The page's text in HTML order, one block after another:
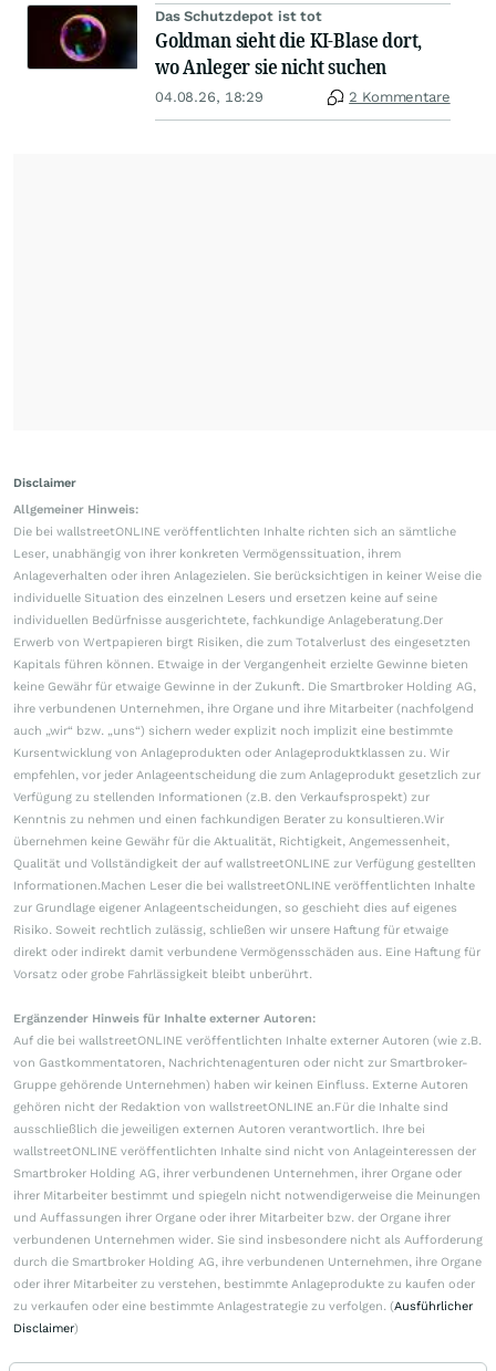
Das Schutzdepot ist tot
Goldman sieht die KI-Blase dort,
wo Anleger sie nicht suchen
04.08.26, 18:29 2 Kommentare
Disclaimer
Allgemeiner Hinweis:
Die bei wallstreetONLINE veröffentlichten Inhalte richten sich an sämtliche
Leser, unabhängig von ihrer konkreten Vermögenssituation, ihrem
Anlageverhalten oder ihren Anlagezielen. Sie berücksichtigen in keiner Weise die
individuelle Situation des einzelnen Lesers und ersetzen keine auf seine
individuellen Bedürfnisse ausgerichtete, fachkundige Anlageberatung.Der
Erwerb von Wertpapieren birgt Risiken, die zum Totalverlust des eingesetzten
Kapitals führen können. Etwaige in der Vergangenheit erzielte Gewinne bieten
keine Gewähr für etwaige Gewinne in der Zukunft. Die Smartbroker Holding AG,
ihre verbundenen Unternehmen, ihre Organe und ihre Mitarbeiter (nachfolgend
auch „wir“ bzw. „uns“) sichern weder explizit noch implizit eine bestimmte
Kursentwicklung von Anlageprodukten oder Anlageproduktklassen zu. Wir
empfehlen, vor jeder Anlageentscheidung die zum Anlageprodukt gesetzlich zur
Verfügung zu stellenden Informationen (z.B. den Verkaufsprospekt) zur
Kenntnis zu nehmen und einen fachkundigen Berater zu konsultieren.Wir
übernehmen keine Gewähr für die Aktualität, Richtigkeit, Angemessenheit,
Qualität und Vollständigkeit der auf wallstreetONLINE zur Verfügung gestellten
Informationen.Machen Leser die bei wallstreetONLINE veröffentlichten Inhalte
zur Grundlage eigener Anlageentscheidungen, so geschieht dies auf eigenes
Risiko. Soweit rechtlich zulässig, schließen wir unsere Haftung für etwaige
direkt oder indirekt damit verbundene Vermögensschäden aus. Eine Haftung für
Vorsatz oder grobe Fahrlässigkeit bleibt unberührt.
Ergänzender Hinweis für Inhalte externer Autoren:
Auf die bei wallstreetONLINE veröffentlichten Inhalte externer Autoren (wie z.B.
von Gastkommentatoren, Nachrichtenagenturen oder nicht zur Smartbroker-
Gruppe gehörende Unternehmen) haben wir keinen Einfluss. Externe Autoren
gehören nicht der Redaktion von wallstreetONLINE an.Für die Inhalte sind
ausschließlich die jeweiligen externen Autoren verantwortlich. Ihre bei
wallstreetONLINE veröffentlichten Inhalte sind nicht von Anlageinteressen der
Smartbroker Holding AG, ihrer verbundenen Unternehmen, ihrer Organe oder
ihrer Mitarbeiter bestimmt und spiegeln nicht notwendigerweise die Meinungen
und Auffassungen ihrer Organe oder ihrer Mitarbeiter bzw. der Organe ihrer
verbundenen Unternehmen wider. Sie sind insbesondere nicht als Aufforderung
durch die Smartbroker Holding AG, ihre verbundenen Unternehmen, ihre Organe
oder ihrer Mitarbeiter zu verstehen, bestimmte Anlageprodukte zu kaufen oder
zu verkaufen oder eine bestimmte Anlagestrategie zu verfolgen. (Ausführlicher
Disclaimer)